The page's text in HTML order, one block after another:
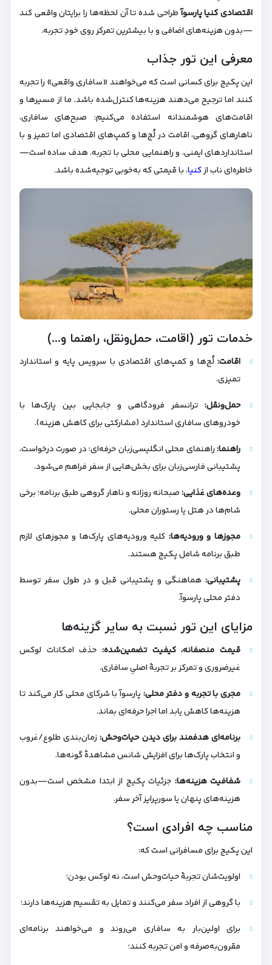
اقتصادی کنیا پارسوآطراحی شده تا آن لحظه‌ها را برایتان واقعی کند
—بدون هزینه‌های اضافی و با بیشترین تمرکز روی خودِ تجربه.
معرفی این تور جذاب
این پکیج برای کسانی است که می‌خواهند «سافاری واقعی» را تجربه
کنند اما ترجیح می‌دهند هزینه‌ها کنترل‌شده باشد. ما از مسیرها و
اقامت‌های هوشمندانه استفاده می‌کنیم: صبح‌های سافاری،
ناهارهای گروهی، اقامت در لُج‌ها و کمپ‌های اقتصادی اما تمیز و با
استانداردهای ایمنی، و راهنمایی محلی با تجربه. هدف ساده است—
خاطره‌ای ناب ازکنیا، با قیمتی که به‌خوبی توجیه‌شده باشد.
خدمات تور (اقامت، حمل‌ونقل، راهنما و...)
اقامت: لُج‌ها و کمپ‌های اقتصادی با سرویس پایه و استاندارد
تمیزی.
حمل‌ونقل: ترانسفر فرودگاهی و جابجایی بین پارک‌ها با
خودروهای سافاری استاندارد (مشارکتی برای کاهش هزینه).
راهنما:راهنمای محلی انگلیسی‌زبان حرفه‌ای؛ در صورت درخواست،
پشتیبانی فارسی‌زبان برای بخش‌هایی از سفر فراهم می‌شود.
وعده‌های غذایی:صبحانه روزانه و ناهار گروهی طبق برنامه؛ برخی
شام‌ها در هتل یا رستوران محلی.
مجوزها و ورودیه‌ها: کلیه ورودیه‌های پارک‌ها و مجوزهای لازم
طبق برنامه شامل پکیج هستند.
پشتیبانی: هماهنگی و پشتیبانی قبل و در طول سفر توسط
دفتر محلی پارسوآ.
مزایای این تور نسبت به سایر گزینه‌ها
قیمت منصفانه، کیفیت تضمین‌شده: حذف امکانات لوکس
غیرضروری و تمرکز بر تجربهٔ اصلیِ سافاری.
مجری با تجربه و دفتر محلی: پارسوآ با شرکای محلی کار می‌کند تا
هزینه‌ها کاهش یابد اما اجرا حرفه‌ای بماند.
برنامه‌ای هدفمند برای دیدن حیات‌وحش:زمان‌بندی طلوع/غروب
و انتخاب پارک‌ها برای افزایش شانس مشاهدهٔ گونه‌ها.
شفافیت هزینه‌ها: جزئیات پکیج از ابتدا مشخص است—بدون
هزینه‌های پنهان یا سورپرایز آخر سفر.
مناسب چه افرادی است؟
این پکیج برای مسافرانی است که:
اولویت‌شان تجربهٔ حیات‌وحش است، نه لوکس بودن؛
با گروهی از افراد سفر می‌کنند و تمایل به تقسیم هزینه‌ها دارند؛
برای اولین‌بار به سافاری می‌روند و می‌خواهند برنامه‌ای
مقرون‌به‌صرفه و امن تجربه کنند؛